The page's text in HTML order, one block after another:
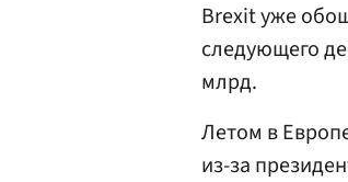
Brexit уже
следующего
млрд.
Летом в
из-за